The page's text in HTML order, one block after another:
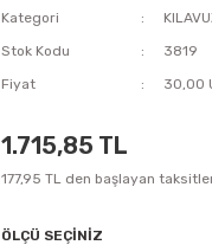
Kategori
Stok Kodu
3819
Fiyat
30,00
1.715,85 TL
177,95 TL den başlayan
ÖLÇÜ SEÇİNİZ